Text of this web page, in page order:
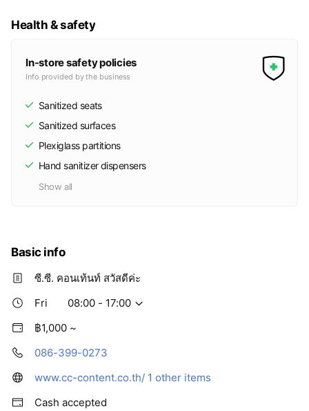
สะอาดและความปลอดภัยในพื้นที่
ต่าง ๆ โดยการลดหรือกำจัดเชื้อโรค
ประสงค์
ตอนอย่างเป็นระบบ ✅ เคลียร์ขยะ
เฟอร์นิเจอร์เก่า และสิ่งของไม่ใช้แล้ว
Health & safety
In-store safety policies
Info provided by the business
Sanitized seats
Sanitized surfaces
Plexiglass partitions
Hand sanitizer dispensers
Show all
Basic info
ซี.ซี. คอนเท้นท์ สวัสดีค่ะ
Fri
08:00 - 17:00
฿1,000 ~
086-399-0273
www.cc-content.co.th/ 1 other items
Cash accepted